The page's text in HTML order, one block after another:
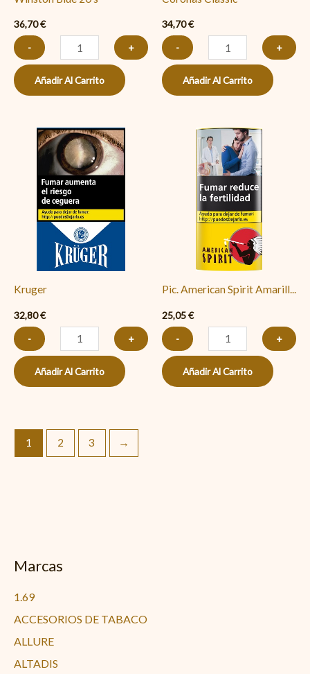
Marcas
1.69
ACCESORIOS DE TABACO
ALLURE
ALTADIS
36,70€
-
+
Añadir Al Carrito
34,70€
-
+
Añadir Al Carrito
Kruger
32,80€
-
Kruger
cantidad
+
Añadir Al Carrito
Pic. American Spirit Amarill...
25,05€
-
Pic.
American
Spirit
Amarillo
5x30
cantidad
+
Añadir Al Carrito
1 2 3 →